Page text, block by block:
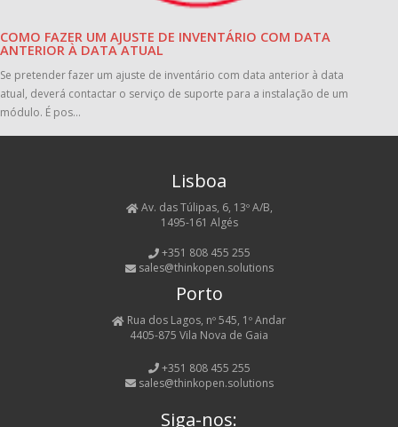
COMO FAZER UM AJUSTE DE INVENTÁRIO COM DATA
ANTERIOR À DATA ATUAL
Se pretender fazer um ajuste de inventário com data anterior à data
atual, deverá contactar o serviço de suporte para a instalação de um
módulo. É pos...
Lisboa
Av. das Túlipas, 6, 13º A/B,
1495-161 Algés
+351 808 455 255
sales@thinkopen.solutions
Porto
Rua dos Lagos, nº 545, 1º Andar
4405-875 Vila Nova de Gaia
+351 808 455 255
sales@thinkopen.solutions
Siga-nos: